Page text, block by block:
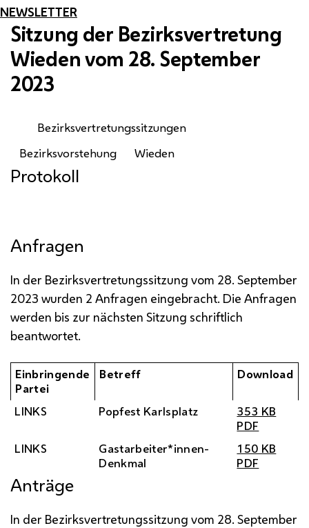
NEWSLETTER
Sitzung der Bezirksvertretung
Wieden vom 28. September
2023
Bezirksvertretungssitzungen
Bezirksvorstehung
Wieden
Protokoll
Anfragen
In der Bezirksvertretungssitzung vom 28. September
2023 wurden 2 Anfragen eingebracht. Die Anfragen
werden bis zur nächsten Sitzung schriftlich
beantwortet.
Einbringende
Partei
Betreff Download
LINKS Popfest Karlsplatz
353 KB
PDF
LINKS
Gastarbeiter*innen-
Denkmal
150 KB
PDF
Anträge
In der Bezirksvertretungssitzung vom 28. September